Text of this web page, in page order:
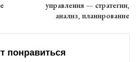
управления — стратегии,
анализ, планирование
понравиться